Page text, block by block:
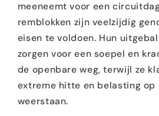
meeneemt voor een
remblokken zijn veelzijdig
eisen te voldoen. Hun
zorgen voor een soepel en
de openbare weg, terwijl ze
extreme hitte en belasting
weerstaan.